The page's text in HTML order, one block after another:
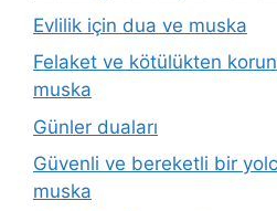
Evlilik için dua ve muska
Felaket ve kötülükten
muska
Günler duaları
Güvenli ve bereketli bir
muska